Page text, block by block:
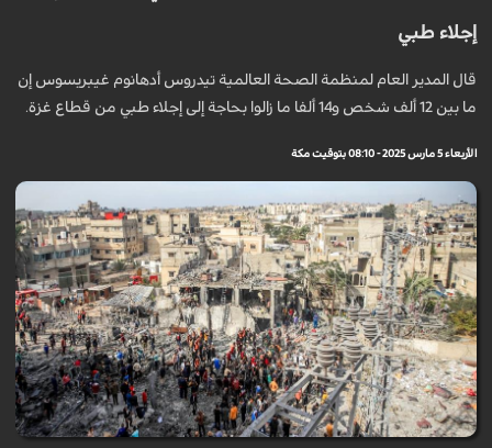
إجلاء طبي
قال المدير العام لمنظمة الصحة العالمية تيدروس أدهانوم غيبريسوس إن
ما بين 12 ألف شخص و14 ألفا ما زالوا بحاجة إلى إجلاء طبي من قطاع غزة.
الأربعاء 5 مارس 2025 - 08:10 بتوقيت مكة